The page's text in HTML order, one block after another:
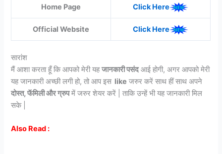
Home Page Click Here
Official Website Click Here
सारांश
मैं आशा करता हूँ कि आपको मेरी यहजानकारी पसंदआई होगी, अगर आपको मेरी
यह जानकारी अच्छी लगी हो, तो आप इस like जरुर करें साथ हीं साथ अपने
दोस्त, फॅमिली और ग्रुपमें जरुर शेयर करें | ताकि उन्हें भी यह जानकारी मिल
सके |
Also Read :